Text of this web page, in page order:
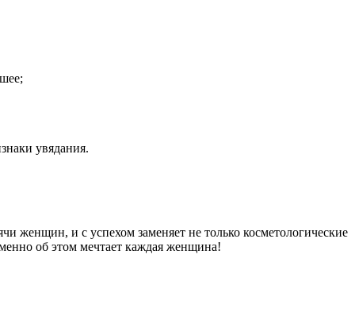
увядания.
и с успехом заменяет не только косметологические
об этом мечтает каждая женщина!